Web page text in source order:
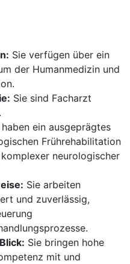
Sie verfügen über ein
der Humanmedizin und
Sie sind Facharzt
haben ein ausgeprägtes
Frührehabilitation
neurologischer
Sie arbeiten
und zuverlässig,
Sie bringen hohe
mit und